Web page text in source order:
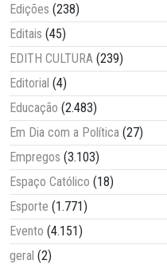
Edições (238)
Editais (45)
EDITH CULTURA (239)
Editorial (4)
Educação (2.483)
Em Dia com a Política (27)
Empregos (3.103)
Espaço Católico (18)
Esporte (1.771)
Evento (4.151)
geral (2)